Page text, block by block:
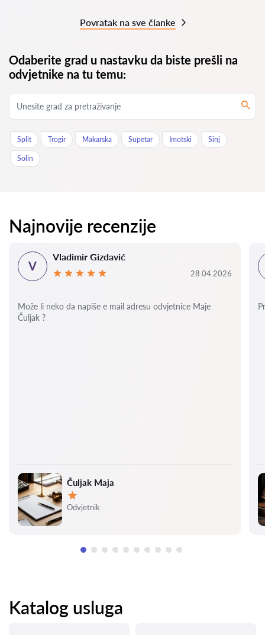
Povratak na sve članke
Odaberite grad u nastavku da biste prešli na
odvjetnike na tu temu:
Split Trogir Makarska Supetar Imotski Sinj
Solin
Najnovije recenzije
Čuljak Maja
Ocjena:
Odvjetnik
V
Vladimir Gizdavić
28.04.2026
Može li neko da napiše e mail adresu odvjetnice Maje
Čuljak ?
Katalog usluga